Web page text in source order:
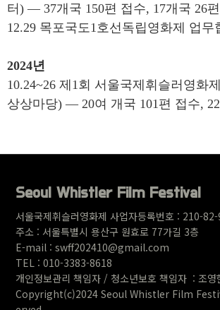
터) — 37개국 150편 접수, 17개국 26
12.29 목포국도1호선독립영화제 업무
2024년
10.24~26 제1회 서울국제휘슬러영화
상상마당) — 20여 개국 101편 접수,
Seoul Whistler Film Festival
서울국제휘슬러영화제 사업자등록번호 : 210-
주소 : 서울특별시 용산구 원효로 77가길 3층
E-mail : swff202410@gmail.com
TEL : 010-3383-8618
개인정보관리 책임자 / 청소년보호 책임자 : 조영
Copyright(c)2024 Seoul Whistler Film